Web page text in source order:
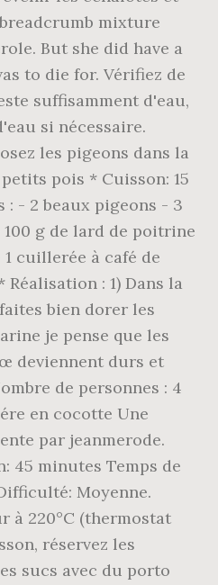
mixture
But she did have a
to die for. Vérifiez de
suffisamment d'eau,
si nécessaire.
les pigeons dans la
pois * Cuisson: 15
- 2 beaux pigeons - 3
g de lard de poitrine
cuillerée à café de
: 1) Dans la
bien dorer les
je pense que les
deviennent durs et
de personnes : 4
en cocotte Une
par jeanmerode.
45 minutes Temps de
Moyenne.
à 220°C (thermostat
réservez les
sucs avec du porto